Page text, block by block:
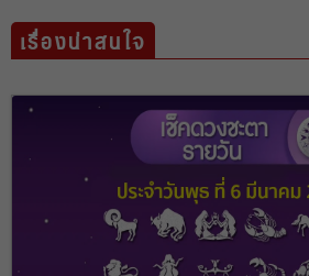
เรื่องน่าสนใจ